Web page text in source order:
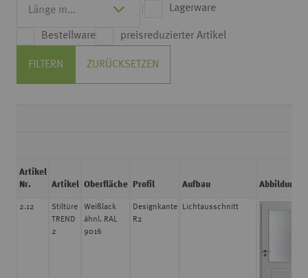
Lagerware
Bestellware preisreduzierter Artikel
FILTERN ZURÜCKSETZEN
2.12
Stiltüre
TREND
2
Weißlack
ähnl. RAL
9016
Designkante
R2
Lichtausschnitt
Artikel
Nr.
Artikel Oberfläche Profil Aufbau Abbildung